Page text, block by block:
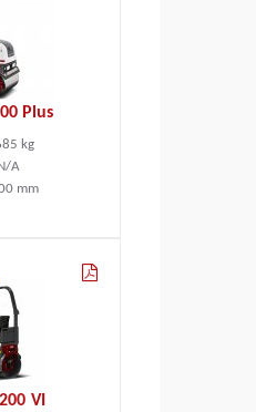
Plus
kg
A
mm
VI